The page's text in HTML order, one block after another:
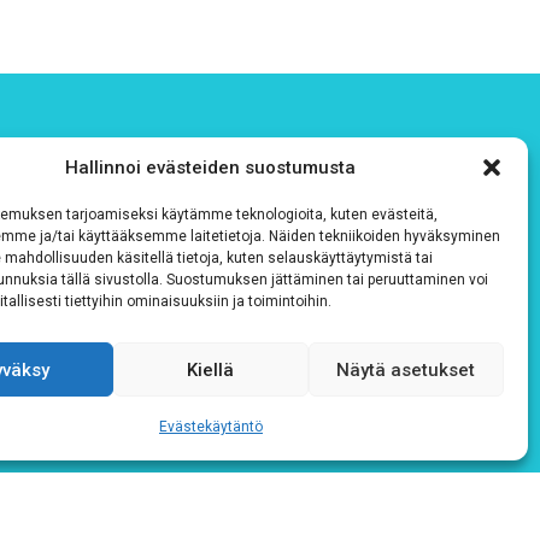
Hallinnoi evästeiden suostumusta
tarjoamiseksi käytämme teknologioita, kuten evästeitä,
ja/tai käyttääksemme laitetietoja. Näiden tekniikoiden hyväksyminen
mahdollisuuden käsitellä tietoja, kuten selauskäyttäytymistä tai
tällä sivustolla. Suostumuksen jättäminen tai peruuttaminen voi
tiettyihin ominaisuuksiin ja toimintoihin.
Kiellä Näytä asetukset
Evästekäytäntö